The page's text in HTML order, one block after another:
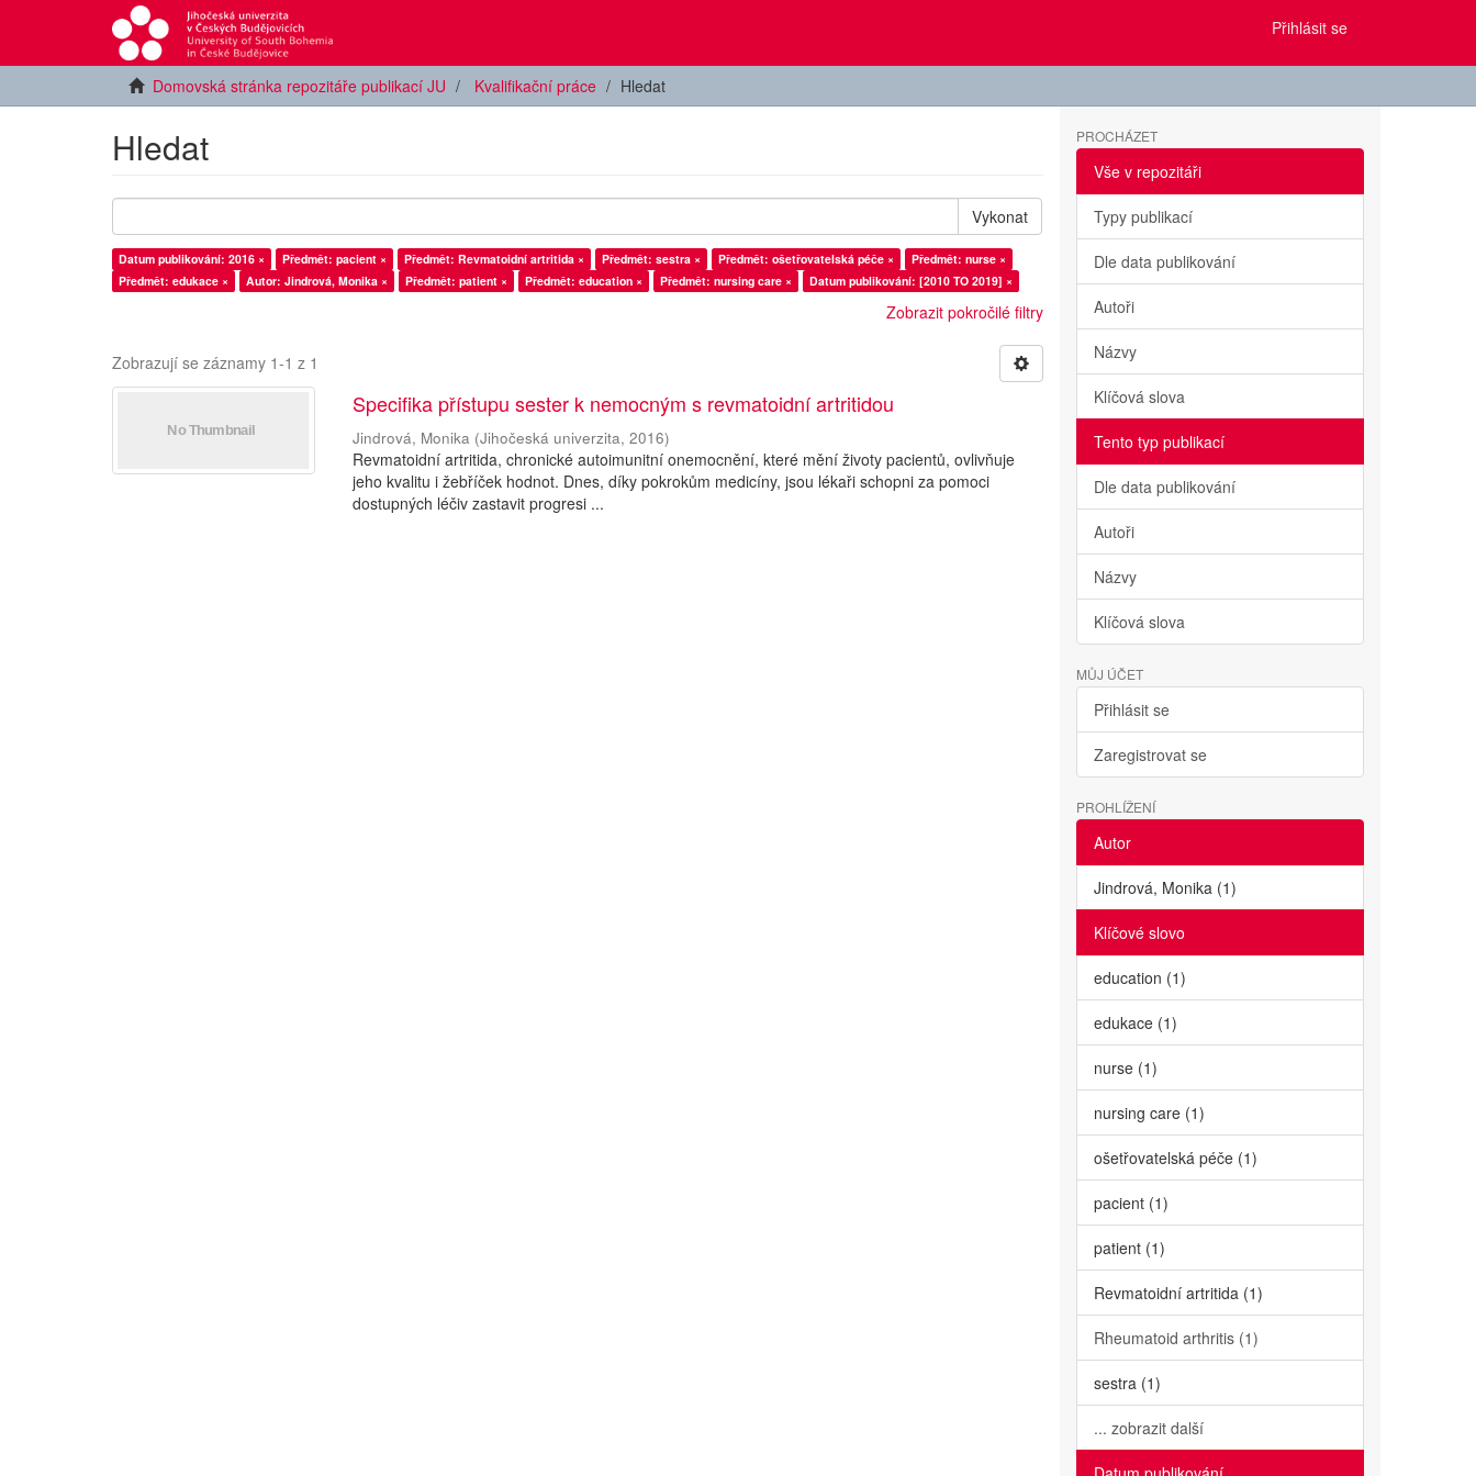
Přihlásit se
Domovská stránka repozitáře publikací JU Kvalifikační práce Hledat
Hledat
Vykonat
Datum publikování: 2016 × Předmět: pacient × Předmět: Revmatoidní artritida × Předmět: sestra × Předmět: ošetřovatelská péče ×
Předmět: nurse ×
Předmět: edukace ×
Autor: Jindrová, Monika × Předmět: patient × Předmět: education × Předmět: nursing care × Datum publikování: [2010 TO 2019] ×
Zobrazit pokročilé filtry
Zobrazují se záznamy 1-1 z 1
Specifika přístupu sester k nemocným s revmatoidní artritidou
Jindrová, Monika (Jihočeská univerzita,2016)
Revmatoidní artritida, chronické autoimunitní onemocnění, které mění životy pacientů, ovlivňuje
jeho kvalitu i žebříček hodnot. Dnes, díky pokrokům medicíny, jsou lékaři schopni za pomoci
dostupných léčiv zastavit progresi ...
PROCHÁZET
Vše v repozitáři
Typy publikací
Dle data publikování
Autoři
Názvy
Klíčová slova
Tento typ publikací
Dle data publikování
Autoři
Názvy
Klíčová slova
MŮJ ÚČET
Přihlásit se
Zaregistrovat se
PROHLÍŽENÍ
Autor
Jindrová, Monika (1)
Klíčové slovo
education (1)
edukace (1)
nurse (1)
nursing care (1)
ošetřovatelská péče (1)
pacient (1)
patient (1)
Revmatoidní artritida (1)
Rheumatoid arthritis (1)
sestra (1)
... zobrazit další